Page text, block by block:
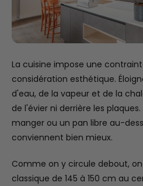
La cuisine impose une
considération esthétique.
d'eau, de la vapeur et de la
de l'évier ni derrière les
manger ou un pan libre au-
conviennent bien mieux.
Comme on y circule debout,
classique de 145 à 150 cm au